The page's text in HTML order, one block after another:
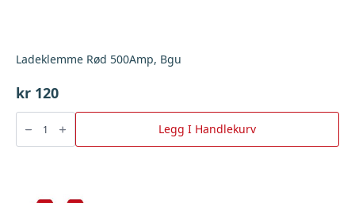
Ladeklemme Rød 500Amp, Bgu
kr 120
Ladeklemme
500Amp,
Bgu
Legg I Handlekurv